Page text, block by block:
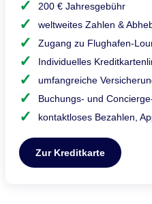
200 € Jahresgebühr
weltweites Zahlen &
Zugang zu Flughafen-
Individuelles
umfangreiche
Buchungs- und
kontaktloses Bezahlen,
Zur Kreditkarte